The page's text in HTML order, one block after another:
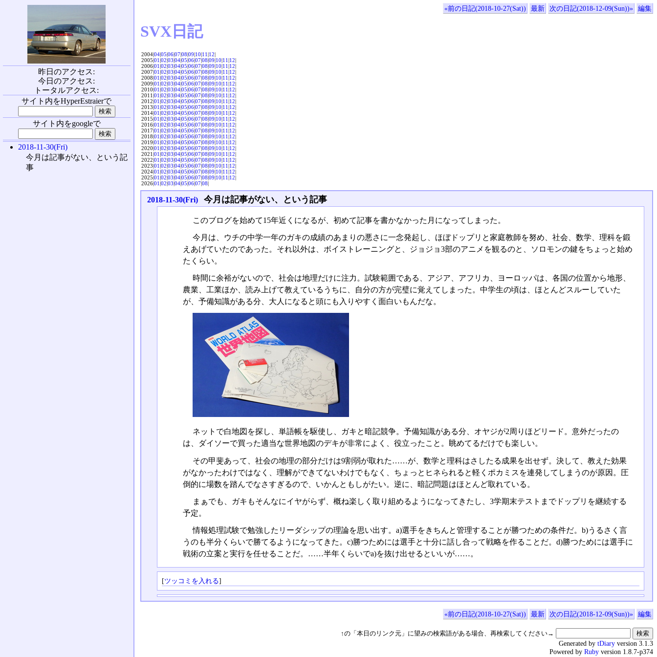
«前の日記(2018-10-27(Sat)) 最新 次の日記(2018-12-09(Sun))» 編集
SVX日記
2004|04|05|06|07|08|09|10|11|12|
2005|01|02|03|04|05|06|07|08|09|10|11|12|
2006|01|02|03|04|05|06|07|08|09|10|11|12|
2007|01|02|03|04|05|06|07|08|09|10|11|12|
2008|01|02|03|04|05|06|07|08|09|10|11|12|
2009|01|02|03|04|05|06|07|08|09|10|11|12|
2010|01|02|03|04|05|06|07|08|09|10|11|12|
2011|01|02|03|04|05|06|07|08|09|10|11|12|
2012|01|02|03|04|05|06|07|08|09|10|11|12|
2013|01|02|03|04|05|06|07|08|09|10|11|12|
2014|01|02|03|04|05|06|07|08|09|10|11|12|
2015|01|02|03|04|05|06|07|08|09|10|11|12|
2016|01|02|03|04|05|06|07|08|09|10|11|12|
2017|01|02|03|04|05|06|07|08|09|10|11|12|
2018|01|02|03|04|05|06|07|08|09|10|11|12|
2019|01|02|03|04|05|06|07|08|09|10|11|12|
2020|01|02|03|04|05|06|07|08|09|10|11|12|
2021|01|02|03|04|05|06|07|08|09|10|11|12|
2022|01|02|03|04|05|06|07|08|09|10|11|12|
2023|01|02|03|04|05|06|07|08|09|10|11|12|
2024|01|02|03|04|05|06|07|08|09|10|11|12|
2025|01|02|03|04|05|06|07|08|09|10|11|12|
2026|01|02|03|04|05|06|07|08|
2018-11-30(Fri) 今月は記事がない、という記事
このブログを始めて15年近くになるが、初めて記事を書かなかった月になってしまった。
今月は、ウチの中学一年のガキの成績のあまりの悪さに一念発起し、ほぼドップリと家庭教師を努め、社会、数学、理科を鍛
えあげていたのであった。それ以外は、ボイストレーニングと、ジョジョ3部のアニメを観るのと、ソロモンの鍵をちょっと始め
たくらい。
時間に余裕がないので、社会は地理だけに注力。試験範囲である、アジア、アフリカ、ヨーロッパは、各国の位置から地形、
農業、工業ほか、読み上げて教えているうちに、自分の方が完璧に覚えてしまった。中学生の頃は、ほとんどスルーしていた
が、予備知識がある分、大人になると頭にも入りやすく面白いもんだな。
ネットで白地図を探し、単語帳を駆使し、ガキと暗記競争。予備知識がある分、オヤジが2周りほどリード。意外だったの
は、ダイソーで買った適当な世界地図のデキが非常によく、役立ったこと。眺めてるだけでも楽しい。
その甲斐あって、社会の地理の部分だけは9割弱が取れた……が、数学と理科はさしたる成果を出せず。決して、教えた効果
がなかったわけではなく、理解ができてないわけでもなく、ちょっとヒネられると軽くポカミスを連発してしまうのが原因。圧
倒的に場数を踏んでなさすぎるので、いかんともしがたい。逆に、暗記問題はほとんど取れている。
まぁでも、ガキもそんなにイヤがらず、概ね楽しく取り組めるようになってきたし、3学期末テストまでドップリを継続する
予定。
情報処理試験で勉強したリーダシップの理論を思い出す。a)選手をきちんと管理することが勝つための条件だ。b)うるさく言
うのも半分くらいで勝てるようになってきた。c)勝つためには選手と十分に話し合って戦略を作ることだ。d)勝つためには選手に
戦術の立案と実行を任せることだ。……半年くらいでa)を抜け出せるといいが……。
[ツッコミを入れる]
«前の日記(2018-10-27(Sat)) 最新 次の日記(2018-12-09(Sun))» 編集
↑の「本日のリンク元」に望みの検索語がある場合、再検索してください→
昨日のアクセス:
今日のアクセス:
トータルアクセス:
サイト内をHyperEstraierで
サイト内をgoogleで
2018-11-30(Fri)
今月は記事がない、という記
事
Generated by tDiary version 3.1.3
Powered by Ruby version 1.8.7-p374